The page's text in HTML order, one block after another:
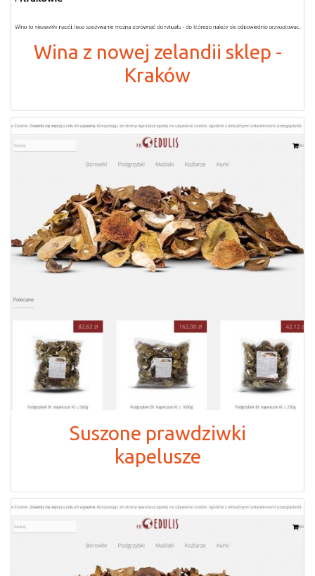
Wina z nowej zelandii sklep -
Kraków
Suszone prawdziwki
kapelusze